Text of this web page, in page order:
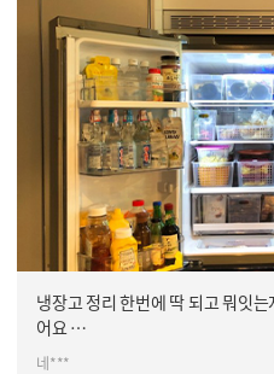
냉장고 정리 한번에 딱 되고 뭐잇
어요
냉장고 열때마다 뿌듯해요
네***